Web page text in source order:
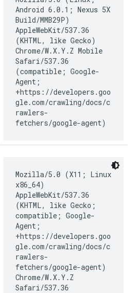
Android 6.0.1; Nexus 5X
Build/MMB29P)
AppleWebKit/537.36
(KHTML, like Gecko)
Chrome/W.X.Y.Z Mobile
Safari/537.36
(compatible; Google-
Agent;
+https://developers.goo
gle.com/crawling/docs/c
rawlers-
fetchers/google-agent)
Mozilla/5.0 (X11; Linux
x86_64)
AppleWebKit/537.36
(KHTML, like Gecko;
compatible; Google-
Agent;
+https://developers.goo
gle.com/crawling/docs/c
rawlers-
fetchers/google-agent)
Chrome/W.X.Y.Z
Safari/537.36